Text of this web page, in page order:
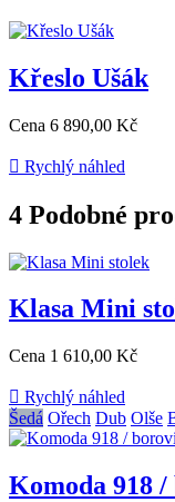
Křeslo Ušák
Cena 6 890,00 Kč
 Rychlý náhled
4 Podobné
Klasa Mini
Cena 1 610,00 Kč
 Rychlý náhled
Šedá Ořech Dub Olše
Komoda 918